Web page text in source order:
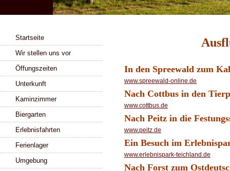
Startseite
Wir stellen uns vor
Öffungszeiten
Unterkunft
Kaminzimmer
Biergarten
Erlebnisfahrten
Ferienlager
Umgebung
In den Spreewald zum
www.spreewald-online.de
Nach Cottbus in den
www.cottbus.de
Nach Peitz in die
www.peitz.de
Ein Besuch im
www.erlebnispark-teichland.de
Nach Forst zum